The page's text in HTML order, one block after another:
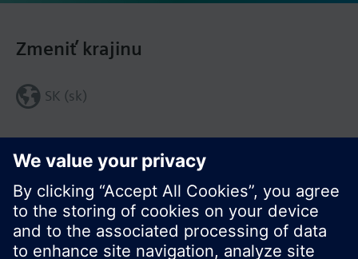
Zdieľať túto stránku:
Zmeniť krajinu
SK (sk)